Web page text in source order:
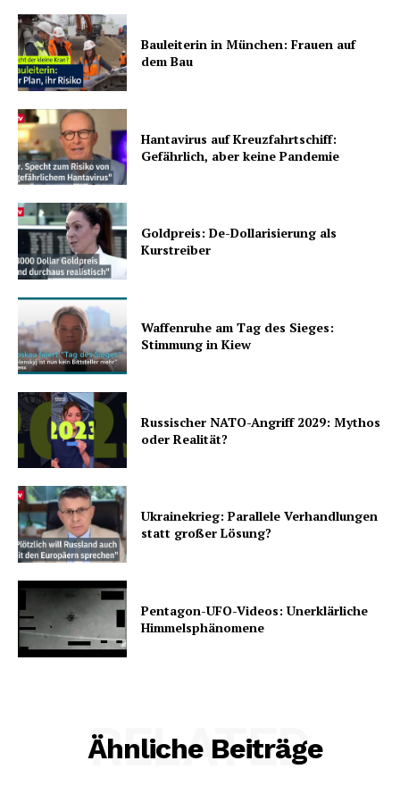
Bauleiterin in München: Frauen auf
dem Bau
Hantavirus auf Kreuzfahrtschiff:
Gefährlich, aber keine Pandemie
Goldpreis: De-Dollarisierung als
Kurstreiber
Waffenruhe am Tag des Sieges:
Stimmung in Kiew
Russischer NATO-Angriff 2029: Mythos
oder Realität?
Ukrainekrieg: Parallele Verhandlungen
statt großer Lösung?
Pentagon-UFO-Videos: Unerklärliche
Himmelsphänomene
Ähnliche Beiträge
RELATED